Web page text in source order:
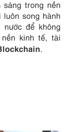
sáng trong nền
song hành
để không
kinh tế, tài
.